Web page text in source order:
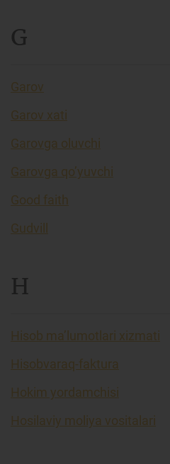
G
Garov
Garov xati
Garovga oluvchi
Garovga qo’yuvchi
Good faith
Gudvill
H
Hisob ma’lumotlari xizmati
Hisobvaraq-faktura
Hokim yordamchisi
Hosilaviy moliya vositalari